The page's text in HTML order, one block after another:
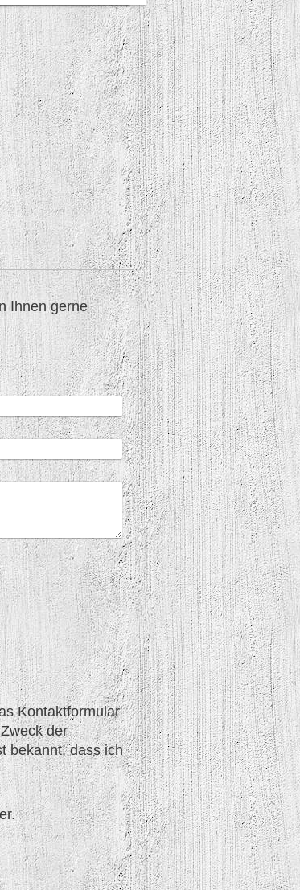
Ihnen gerne
Kontaktformular
der
bekannt, dass ich